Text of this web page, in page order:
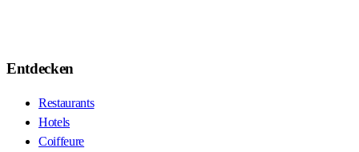
Entdecken
Restaurants
Hotels
Coiffeure